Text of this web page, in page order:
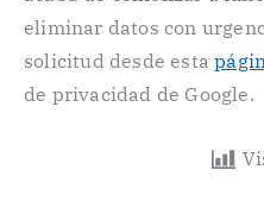
eliminar datos con
solicitud desde esta
de privacidad de Google.